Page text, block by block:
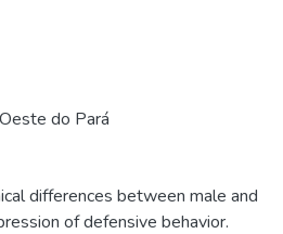
do Pará
differences between male and
of defensive behavior.